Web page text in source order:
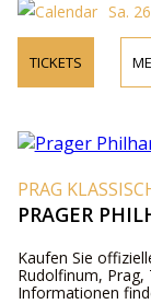
Sa.
TICKETS
PRAG
PRAGER
Kaufen Sie
Rudolfinum, Prag,
Informationen